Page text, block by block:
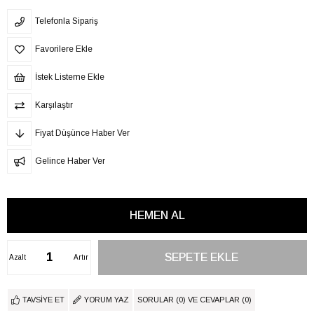
Telefonla Sipariş
Favorilere Ekle
İstek Listeme Ekle
Karşılaştır
Fiyat Düşünce Haber Ver
Gelince Haber Ver
Artır
Azalt
TAVSIYE ET YORUM YAZ SORULAR (0) VE CEVAPLAR (0)